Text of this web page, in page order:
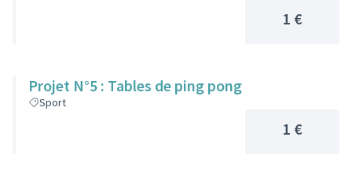
1 €
Projet N°5 : Tables de ping pong
Sport
1 €